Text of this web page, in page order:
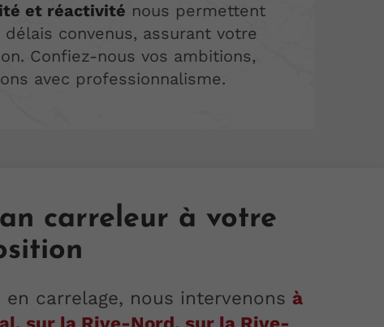
et réactivité nous permettent
convenus, assurant votre
Confiez-nous vos ambitions,
avec professionnalisme.
carreleur à votre
en carrelage, nous intervenons à